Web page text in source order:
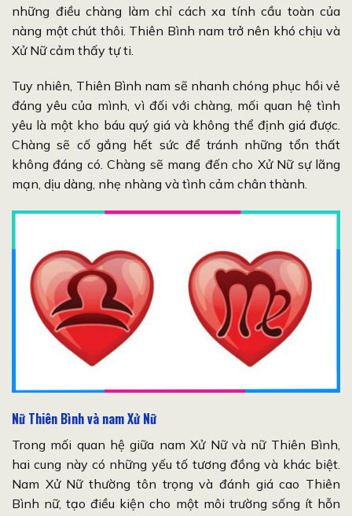
những điều chàng làm chỉ cách xa tính cầu toàn của
nàng một chút thôi. Thiên Bình nam trở nên khó chịu và
Xử Nữ cảm thấy tự ti.
Tuy nhiên, Thiên Bình nam sẽ nhanh chóng phục hồi vẻ
đáng yêu của mình, vì đối với chàng, mối quan hệ tình
yêu là một kho báu quý giá và không thể định giá được.
Chàng sẽ cố gắng hết sức để tránh những tổn thất
không đáng có. Chàng sẽ mang đến cho Xử Nữ sự lãng
mạn, dịu dàng, nhẹ nhàng và tình cảm chân thành.
Nữ Thiên Bình và nam Xử Nữ
Trong mối quan hệ giữa nam Xử Nữ và nữ Thiên Bình,
hai cung này có những yếu tố tương đồng và khác biệt.
Nam Xử Nữ thường tôn trọng và đánh giá cao Thiên
Bình nữ, tạo điều kiện cho một môi trường sống ít hỗn